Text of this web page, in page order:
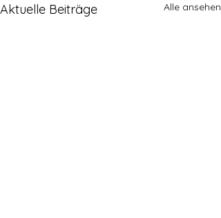
Aktuelle Beiträge Alle ansehen